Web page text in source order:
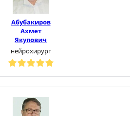
Абубакиров
Ахмет
Якупович
нейрохирург